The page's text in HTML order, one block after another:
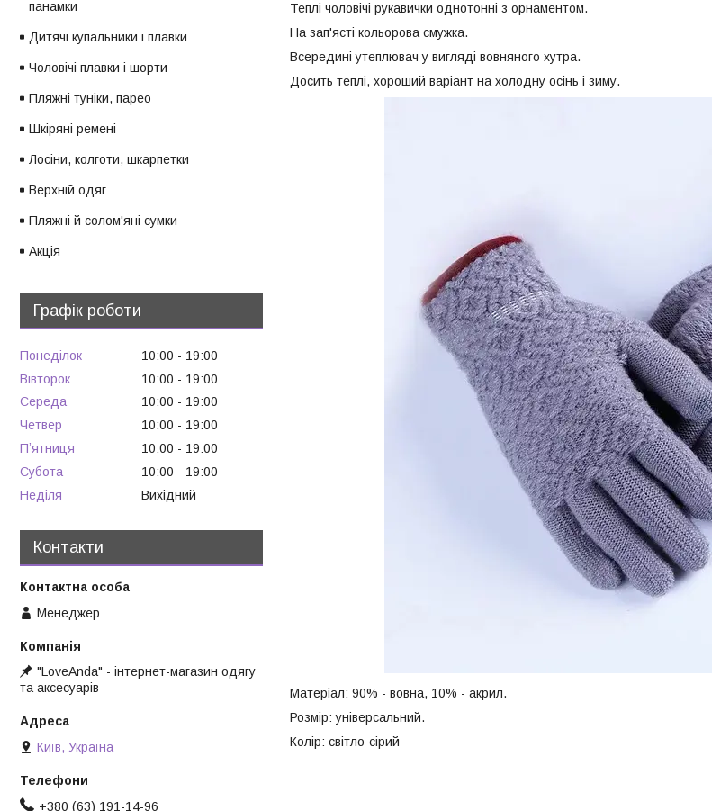
Теплі чоловічі рукавички однотонні з орнаментом.
На зап'ясті кольорова смужка.
Всередині утеплювач у вигляді вовняного хутра.
Досить теплі, хороший варіант на холодну осінь і зиму.
Матеріал: 90% - вовна, 10% - акрил.
Розмір: універсальний.
Колір: світло-сірий
панамки
Дитячі купальники і плавки
Чоловічі плавки і шорти
Пляжні туніки, парео
Шкіряні ремені
Лосіни, колготи, шкарпетки
Верхній одяг
Пляжні й солом'яні сумки
Акція
Графік роботи
Понеділок 10:00
19:00
Вівторок
10:00
19:00
Середа
10:00
19:00
Четвер
10:00
19:00
Пʼятниця
10:00
19:00
Субота
10:00
19:00
Неділя
Вихідний
Контакти
Менеджер
"LoveAnda" - інтернет-магазин одягу
та аксесуарів
Київ, Україна
+380 (63) 191-14-96